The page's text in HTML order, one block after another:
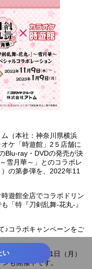
（本社：神奈川県横浜
ケ「時遊館」2５店舗に
Blu-ray・DVDの発売が決
雪月華～」とのコラボレ
の第参弾を、2022年11
遊館全店でコラボドリン
「特『刀剣乱舞-花丸-』
♪コラボキャンペーンをご
2022年10月31日（月）
も開催中です。
い